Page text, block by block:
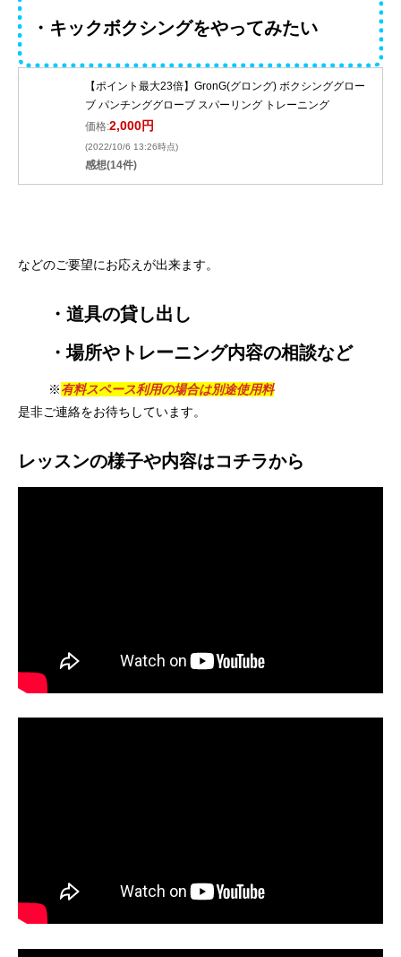
・キックボクシングをやってみたい
【ポイント最大23倍】GronG(グロング) ボクシンググロー
ブ パンチンググローブ スパーリング トレーニング
価格:2,000円
(2022/10/6 13:26時点)
感想(14件)
などのご要望にお応えが出来ます。
・道具の貸し出し
・場所やトレーニング内容の相談など
※有料スペース利用の場合は別途使用料
是非ご連絡をお待ちしています。
レッスンの様子や内容はコチラから